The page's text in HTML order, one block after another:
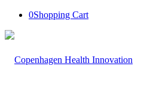
0Shopping Cart